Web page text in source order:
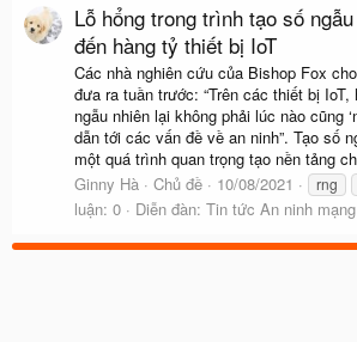
Lỗ hổng trong trình tạo số
đến hàng tỷ thiết bị IoT
Các nhà nghiên cứu của Bishop Fox
đưa ra tuần trước: “Trên các thiết bị
ngẫu nhiên lại không phải lúc nào cũng
dẫn tới các vấn đề về an ninh”. Tạo số
một quá trình quan trọng tạo nền tảng
Ginny Hà
Chủ đề 10/08/2021 rng
luận: 0
Diễn đàn: Tin tức An ninh mạng